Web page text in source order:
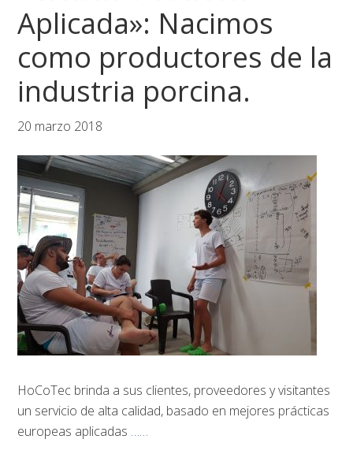
Aplicada»: Nacimos
como productores de la
industria porcina.
20 marzo 2018
HoCoTec brinda a sus clientes, proveedores y visitantes
un servicio de alta calidad, basado en mejores prácticas
europeas aplicadas ……